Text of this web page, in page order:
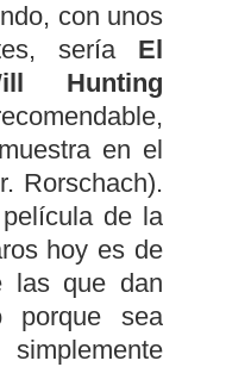
con unos
sería El
Hunting
en el
Rorschach).
de la
hoy es de
las que dan
porque sea